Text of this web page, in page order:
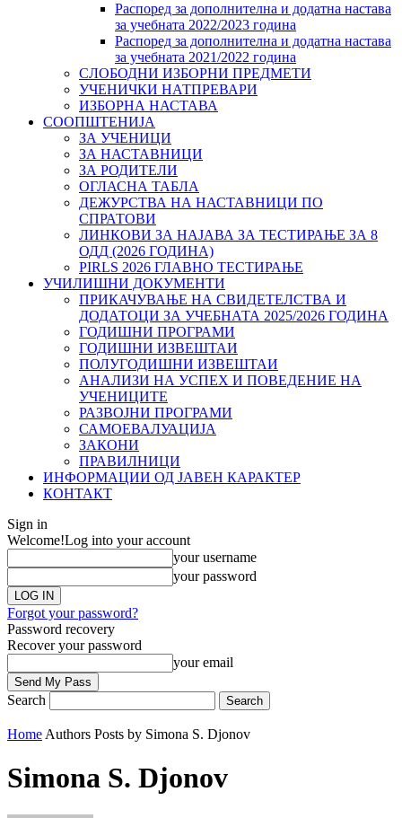
Распоред за дополнителна и додатна настава
за учебната 2022/2023 година
Распоред за дополнителна и додатна настава
за учебната 2021/2022 година
СЛОБОДНИ ИЗБОРНИ ПРЕДМЕТИ
УЧЕНИЧКИ НАТПРЕВАРИ
ИЗБОРНА НАСТАВА
СООПШТЕНИЈА
ЗА УЧЕНИЦИ
ЗА НАСТАВНИЦИ
ЗА РОДИТЕЛИ
ОГЛАСНА ТАБЛА
ДЕЖУРСТВА НА НАСТАВНИЦИ ПО
СПРАТОВИ
ЛИНКОВИ ЗА НАЈАВА ЗА ТЕСТИРАЊЕ ЗА 8
ОДД (2026 ГОДИНА)
PIRLS 2026 ГЛАВНО ТЕСТИРАЊЕ
УЧИЛИШНИ ДОКУМЕНТИ
ПРИКАЧУВАЊЕ НА СВИДЕТЕЛСТВА И
ДОДАТОЦИ ЗА УЧЕБНАТА 2025/2026 ГОДИНА
ГОДИШНИ ПРОГРАМИ
ГОДИШНИ ИЗВЕШТАИ
ПОЛУГОДИШНИ ИЗВЕШТАИ
АНАЛИЗИ НА УСПЕХ И ПОВЕДЕНИЕ НА
УЧЕНИЦИТЕ
РАЗВОЈНИ ПРОГРАМИ
САМОЕВАЛУАЦИЈА
ЗАКОНИ
ПРАВИЛНИЦИ
ИНФОРМАЦИИ ОД ЈАВЕН КАРАКТЕР
КОНТАКТ
Sign in
Welcome!Log into your account
your username
your password
Forgot your password?
Password recovery
Recover your password
your email
Search
Home Authors Posts by Simona S. Djonov
Simona S. Djonov